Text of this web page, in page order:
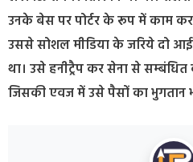
उनके बेस पर पोर्टर के रूप में काम
उससे सोशल मीडिया के जरिये दो
था। उसे हनीट्रैप कर सेना से
जिसकी एवज में उसे पैसों का भुगतान